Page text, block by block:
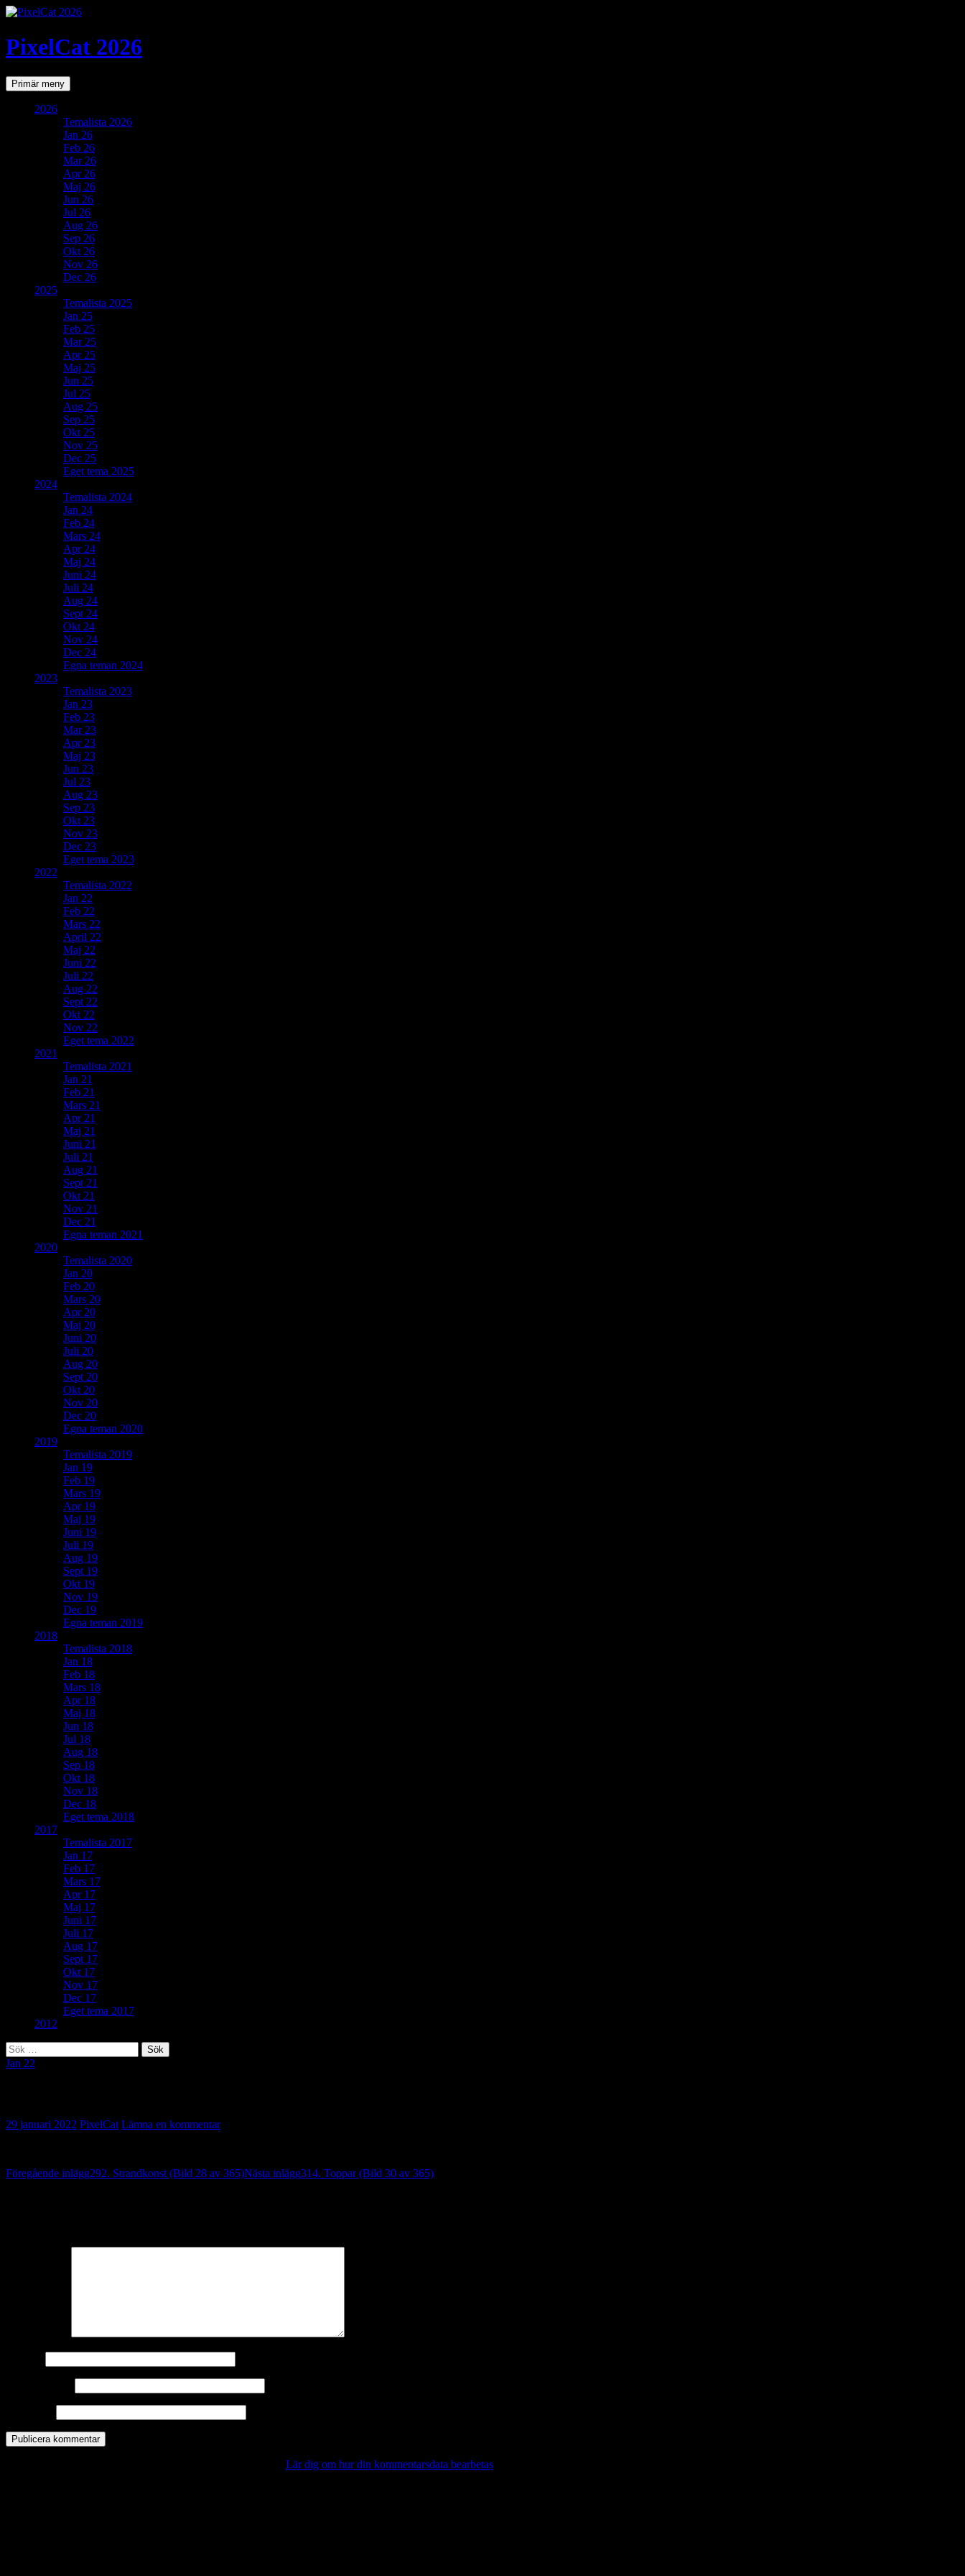
PixelCat 2026
SökPrimär meny Gå
till
2026
Temalista 2026
Jan 26
Feb 26
Mar 26
Apr 26
Maj 26
Jun 26
Jul 26
Aug 26
Sep 26
Okt 26
Nov 26
Dec 26
2025
Temalista 2025
Jan 25
Feb 25
Mar 25
Apr 25
Maj 25
Jun 25
Jul 25
Aug 25
Sep 25
Okt 25
Nov 25
Dec 25
Eget tema 2025
2024
Temalista 2024
Jan 24
Feb 24
Mars 24
Apr 24
Maj 24
Juni 24
Juli 24
Aug 24
Sept 24
Okt 24
Nov 24
Dec 24
Egna teman 2024
2023
Temalista 2023
Jan 23
Feb 23
Mar 23
Apr 23
Maj 23
Jun 23
Jul 23
Aug 23
Sep 23
Okt 23
Nov 23
Dec 23
Eget tema 2023
2022
Temalista 2022
Jan 22
Feb 22
Mars 22
April 22
Maj 22
Juni 22
Juli 22
Aug 22
Sept 22
Okt 22
Nov 22
Eget tema 2022
2021
Temalista 2021
Jan 21
Feb 21
Mars 21
Apr 21
Maj 21
Juni 21
Juli 21
Aug 21
Sept 21
Okt 21
Nov 21
Dec 21
Egna teman 2021
2020
Temalista 2020
Jan 20
Feb 20
Mars 20
Apr 20
Maj 20
Juni 20
Juli 20
Aug 20
Sept 20
Okt 20
Nov 20
Dec 20
Egna teman 2020
2019
Temalista 2019
Jan 19
Feb 19
Mars 19
Apr 19
Maj 19
Juni 19
Juli 19
Aug 19
Sept 19
Okt 19
Nov 19
Dec 19
Egna teman 2019
2018
Temalista 2018
Jan 18
Feb 18
Mars 18
Apr 18
Maj 18
Jun 18
Jul 18
Aug 18
Sep 18
Okt 18
Nov 18
Dec 18
Eget tema 2018
2017
Temalista 2017
Jan 17
Feb 17
Mars 17
Apr 17
Maj 17
Juni 17
Juli 17
Aug 17
Sept 17
Okt 17
Nov 17
Dec 17
Eget tema 2017
2012
Sök
efter:
Jan 22
29 januari 2022 PixelCat Lämna en kommentar
Inläggsnavigering
Föregående inlägg292. Strandkonst (Bild 28 av 365)Nästa inlägg314. Toppar (Bild 30 av 365)
Lär dig om hur din kommentarsdata bearbetas